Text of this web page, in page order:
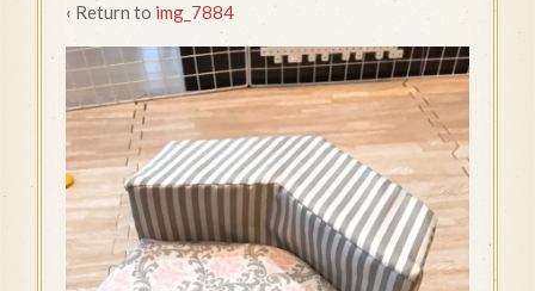
‹ Return to img_7884